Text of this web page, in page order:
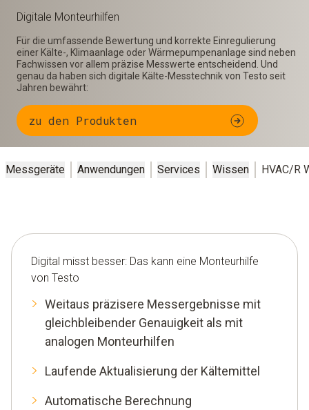
Digitale Monteurhilfen
Für die umfassende Bewertung und korrekte Einregulierung
einer Kälte-, Klimaanlage oder Wärmepumpenanlage sind neben
Fachwissen vor allem präzise Messwerte entscheidend. Und
genau da haben sich digitale Kälte-Messtechnik von Testo seit
Jahren bewährt:
zu den Produkten
Messgeräte Anwendungen Services Wissen HVAC/R
Digital misst besser: Das kann eine Monteurhilfe
von Testo
Weitaus präzisere Messergebnisse mit
gleichbleibender Genauigkeit als mit
analogen Monteurhilfen
Laufende Aktualisierung der Kältemittel
Automatische Berechnung